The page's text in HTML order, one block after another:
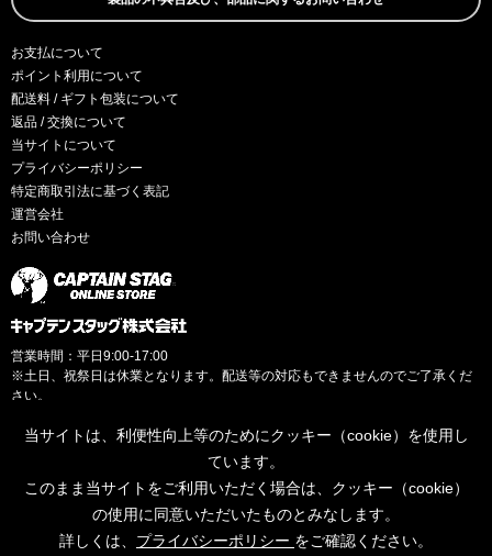
お支払について
ポイント利用について
配送料 / ギフト包装について
返品 / 交換について
当サイトについて
プライバシーポリシー
特定商取引法に基づく表記
運営会社
お問い合わせ
営業時間：平日9:00-17:00
※土日、祝祭日は休業となります。配送等の対応もできませんのでご了承くだ
さい。
当サイトは、利便性向上等のためにクッキー（cookie）を使用し
ています。
このまま当サイトをご利用いただく場合は、クッキー（cookie）
の使用に同意いただいたものとみなします。
詳しくは、 プライバシーポリシー をご確認ください。